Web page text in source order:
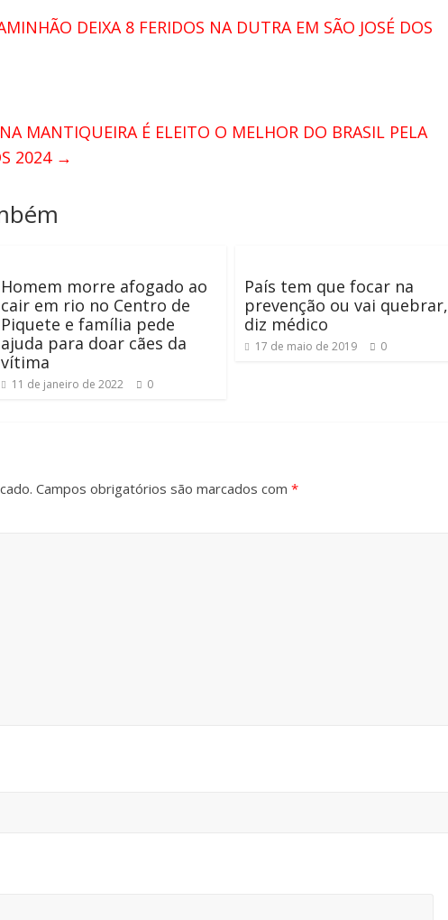
DEIXA 8 FERIDOS NA DUTRA EM SÃO JOSÉ DOS
MANTIQUEIRA É ELEITO O MELHOR DO BRASIL PELA
2024 →
Homem morre afogado ao
cair em rio no Centro de
Piquete e família pede
ajuda para doar cães da
vítima
11 de janeiro de 2022 0
País tem que focar na
prevenção ou vai quebrar,
diz médico
17 de maio de 2019 0
Campos obrigatórios são marcados com *